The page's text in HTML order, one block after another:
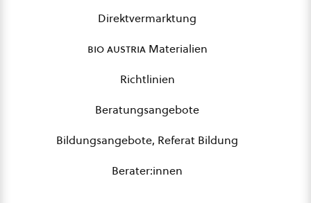
Direktvermarktung
bio austriaMaterialien
Richtlinien
Beratungsangebote
Bildungsangebote, Referat Bildung
Berater:innen